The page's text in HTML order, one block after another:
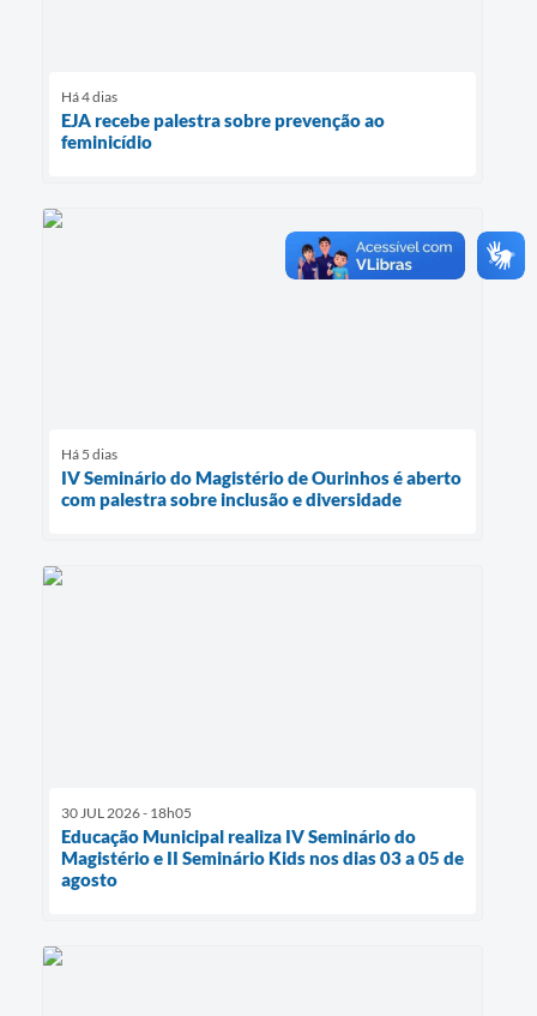
Há 4 dias
EJA recebe palestra sobre prevenção ao
feminicídio
Há 5 dias
IV Seminário do Magistério de Ourinhos é aberto
com palestra sobre inclusão e diversidade
30 JUL 2026 - 18h05
Educação Municipal realiza IV Seminário do
Magistério e II Seminário Kids nos dias 03 a 05 de
agosto